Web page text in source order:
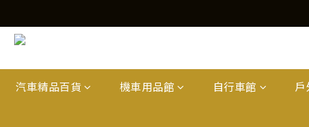
汽車精品百貨 機車用品館 自行車館 戶